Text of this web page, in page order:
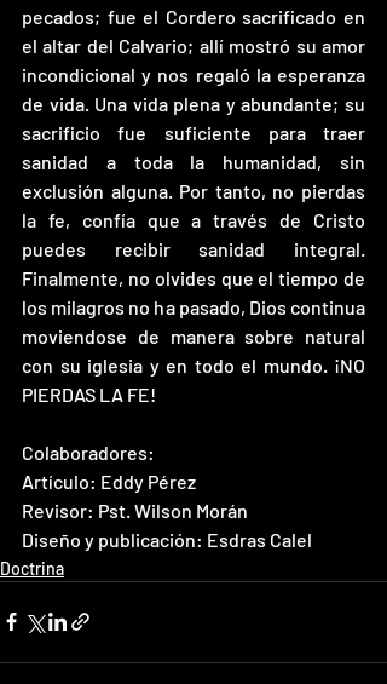
pecados; fue el Cordero sacrificado en
el altar del Calvario; allí mostró su amor
incondicional y nos regaló la esperanza
de vida. Una vida plena y abundante; su
sacrificio fue suficiente para traer
sanidad a toda la humanidad, sin
exclusión alguna. Por tanto, no pierdas
la fe, confía que a través de Cristo
puedes recibir sanidad integral.
Finalmente, no olvides que el tiempo de
los milagros no ha pasado, Dios continua
moviendose de manera sobre natural
con su iglesia y en todo el mundo. ¡NO
PIERDAS LA FE!
Colaboradores:
Artículo: Eddy Pérez
Revisor: Pst. Wilson Morán
Diseño y publicación: Esdras Calel
Doctrina